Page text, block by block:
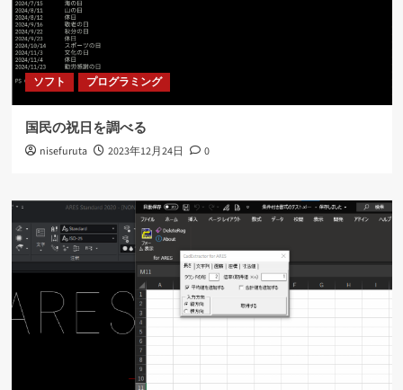
ソフト プログラミング
国民の祝日を調べる
nisefuruta 2023年12月24日 0